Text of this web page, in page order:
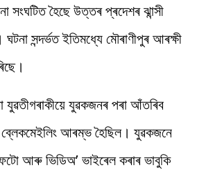
হৈছে উত্তৰ প্ৰদেশৰ ঝান্সী
সন্দৰ্ভত ইতিমধ্যে মৌৰাণীপুৰ আৰক্ষী
যুৱতীগৰাকীয়ে যুৱকজনৰ পৰা আঁতৰিব
ব্লেকমেইলিং আৰম্ভ হৈছিল। যুৱকজনে
আৰু ভিডিঅ’ ভাইৰেল কৰাৰ ভাবুকি